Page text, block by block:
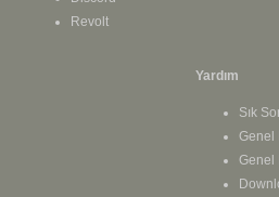
Revolt
Yardım
Sık
Genel
Genel